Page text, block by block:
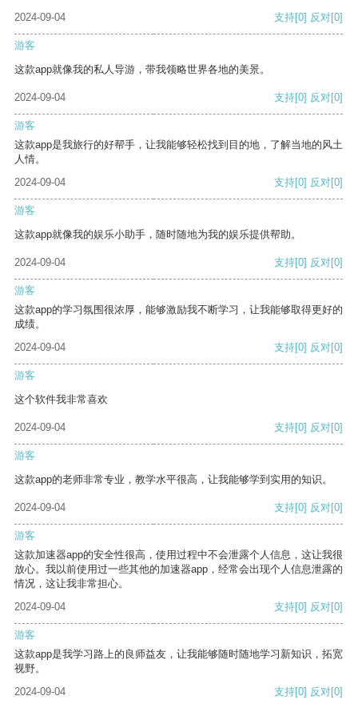
2024-09-04 支持[0] 反对[0]
游客
这款app就像我的私人导游，带我领略世界各地的美景。
2024-09-04 支持[0] 反对[0]
游客
这款app是我旅行的好帮手，让我能够轻松找到目的地，了解当地的风土
人情。
2024-09-04
支持[0] 反对[0]
游客
这款app就像我的娱乐小助手，随时随地为我的娱乐提供帮助。
2024-09-04 支持[0] 反对[0]
游客
这款app的学习氛围很浓厚，能够激励我不断学习，让我能够取得更好的
成绩。
2024-09-04
支持[0] 反对[0]
游客
这个软件我非常喜欢
2024-09-04 支持[0] 反对[0]
游客
这款app的老师非常专业，教学水平很高，让我能够学到实用的知识。
2024-09-04 支持[0] 反对[0]
游客
这款加速器app的安全性很高，使用过程中不会泄露个人信息，这让我很
放心。我以前使用过一些其他的加速器app，经常会出现个人信息泄露的
情况，这让我非常担心。
2024-09-04
支持[0] 反对[0]
游客
这款app是我学习路上的良师益友，让我能够随时随地学习新知识，拓宽
视野。
2024-09-04
支持[0] 反对[0]